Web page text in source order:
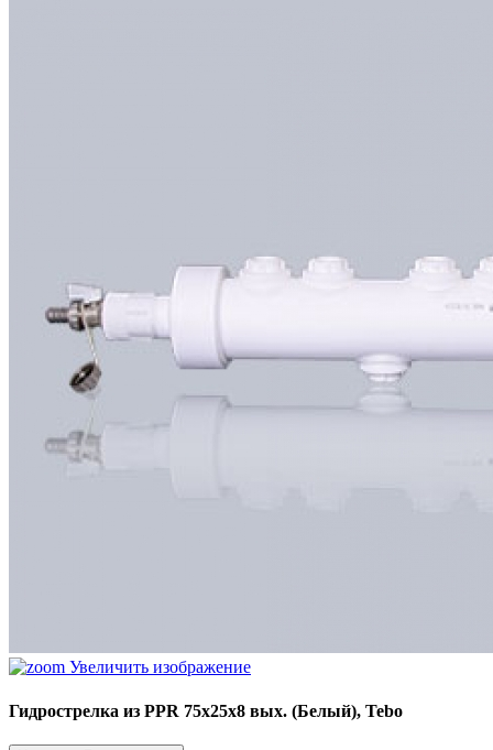
Увеличить изображение
Гидрострелка из PPR 75x25x8 вых. (Белый), Tebo